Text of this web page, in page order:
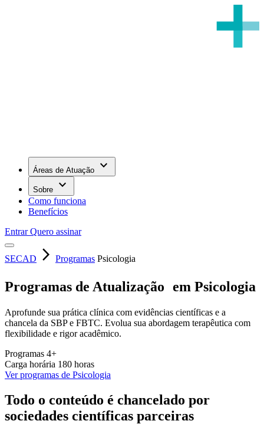
Áreas de Atuação keyboard_arrow_down
Sobre keyboard_arrow_down
Como funciona
Benefícios
EntrarQuero assinar
SECAD arrow_forward_ios Programas Psicologia
Programas de Atualização em Psicologia
Aprofunde sua prática clínica com evidências científicas e a
chancela da SBP e FBTC. Evolua sua abordagem terapêutica com
flexibilidade e rigor acadêmico.
Programas 4+
Carga horária 180 horas
Ver programas de Psicologia
Todo o conteúdo é chancelado por
sociedades científicas parceiras